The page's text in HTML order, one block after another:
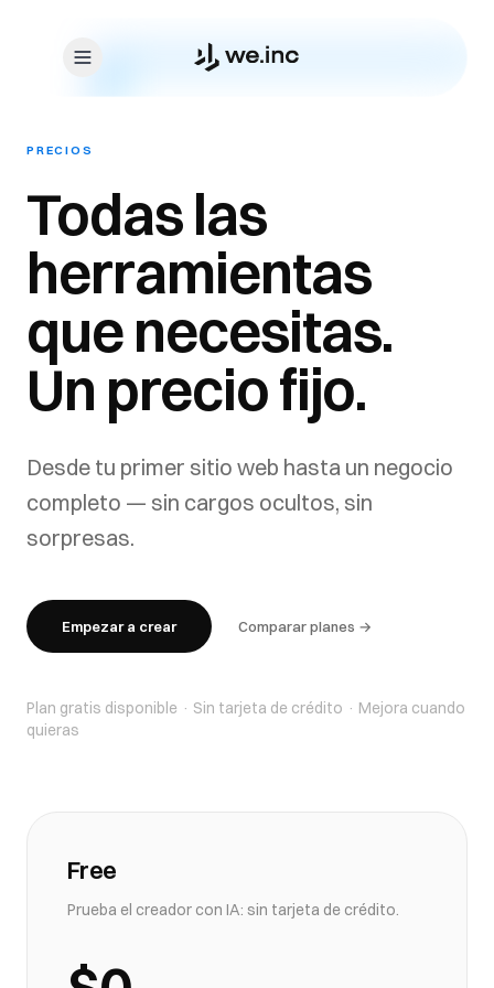
PRECIOS
Todas las
herramientas
que necesitas.
Un precio fijo.
Desde tu primer sitio web hasta un negocio
completo — sin cargos ocultos, sin
sorpresas.
Empezar a crear Comparar planes →
Plan gratis disponible · Sin tarjeta de crédito · Mejora cuando
quieras
Free
Prueba el creador con IA: sin tarjeta de crédito.